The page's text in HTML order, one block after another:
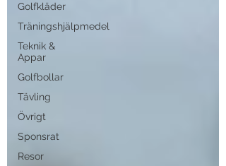
Golfkläder
Träningshjälpmedel
Teknik &
Appar
Golfbollar
Tävling
Övrigt
Sponsrat
Resor